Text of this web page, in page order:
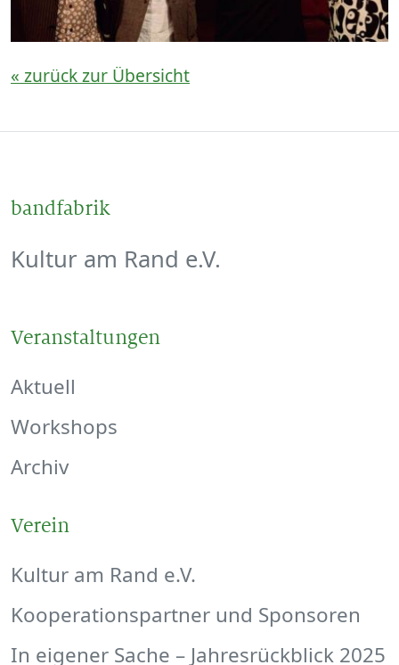
« zurück zur Übersicht
bandfabrik
Kultur am Rand e.V.
Veranstaltungen
Aktuell
Workshops
Archiv
Verein
Kultur am Rand e.V.
Kooperationspartner und Sponsoren
In eigener Sache – Jahresrückblick 2025